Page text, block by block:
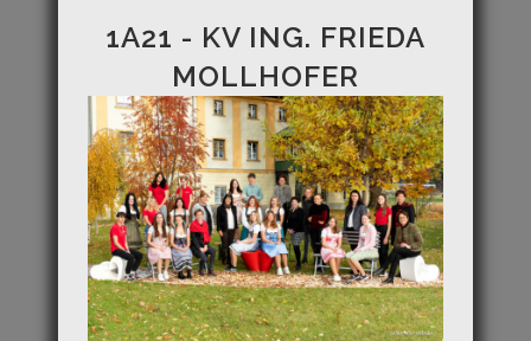
1A21 - KV ING. FRIEDA
MOLLHOFER